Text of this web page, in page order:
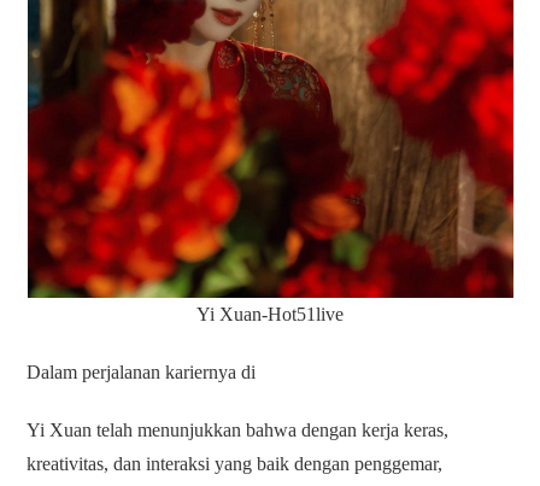
Yi Xuan-Hot51live
Dalam perjalanan kariernya di
Yi Xuan telah menunjukkan bahwa dengan kerja keras,
kreativitas, dan interaksi yang baik dengan penggemar,